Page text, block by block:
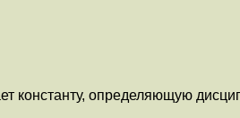
константу, определяющую